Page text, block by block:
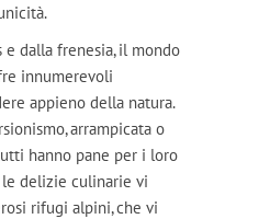
e dalla frenesia, il mondo
innumerevoli
appieno della natura.
arrampicata o
hanno pane per i loro
delizie culinarie vi
rifugi alpini, che vi